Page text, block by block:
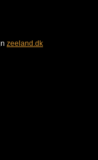
zeeland.dk